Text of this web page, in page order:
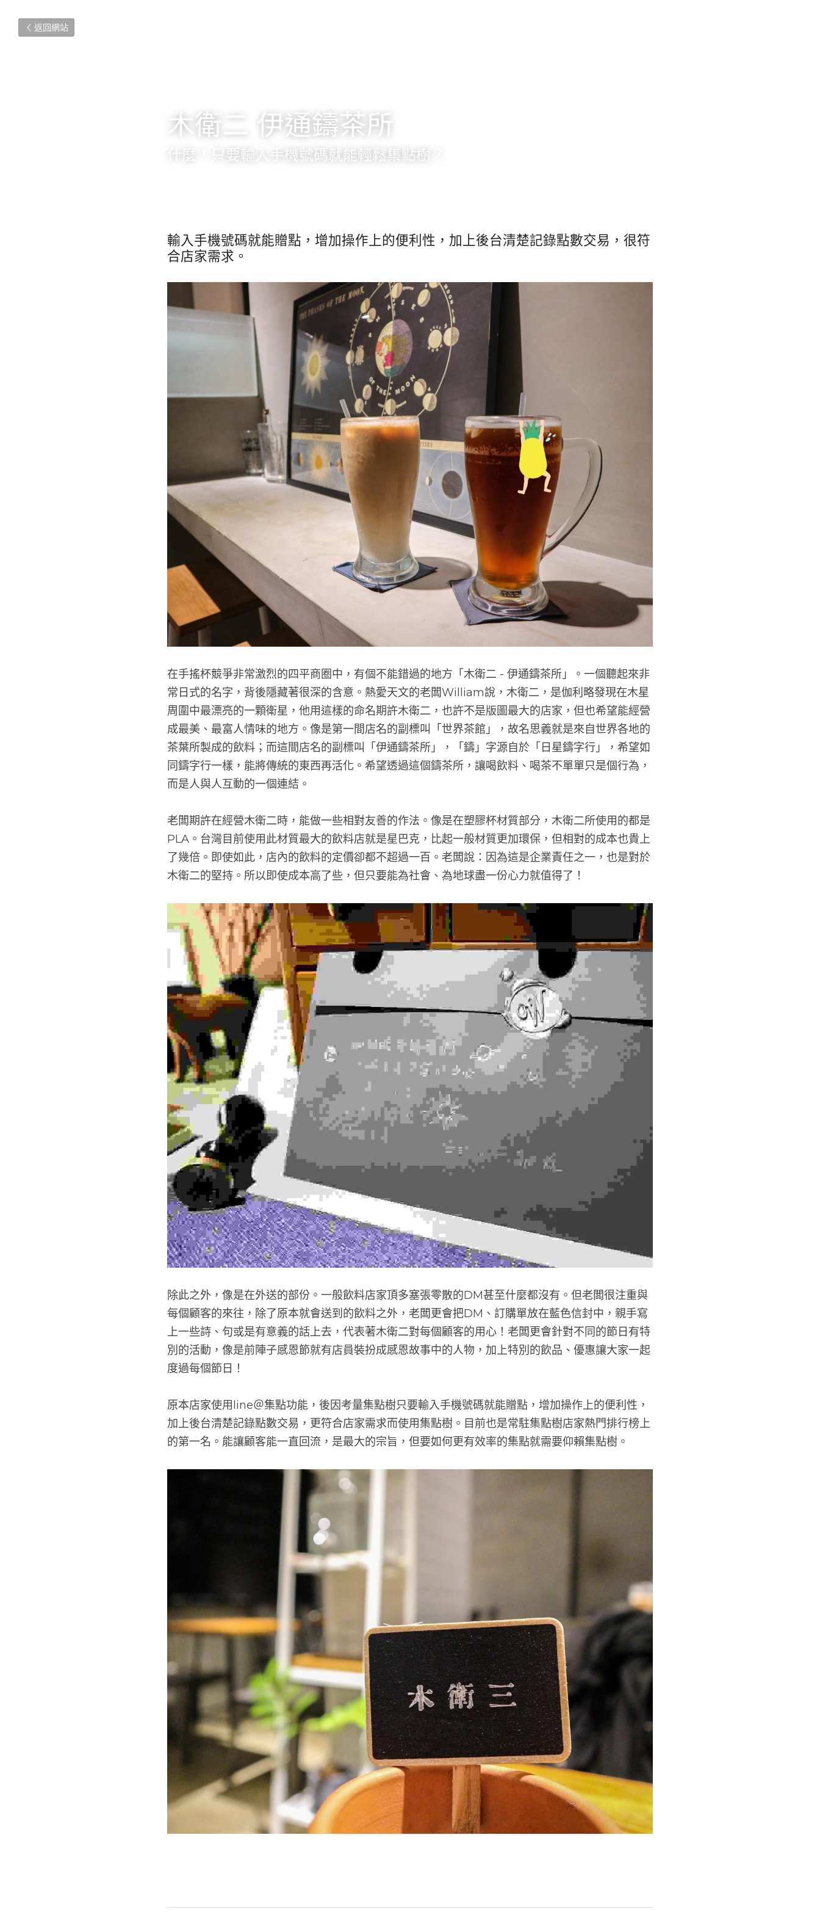
返回網站
木衛二 伊通鑄茶所
什麼！只要輸入手機號碼就能輕鬆集點樹？
輸入手機號碼就能贈點，增加操作上的便利性，加上後台清楚記錄點數交易，很符
合店家需求。
在手搖杯競爭非常激烈的四平商圈中，有個不能錯過的地方「木衛二 - 伊通鑄茶所」。一個聽起來非
常日式的名字，背後隱藏著很深的含意。熱愛天文的老闆William說，木衛二，是伽利略發現在木星
周圍中最漂亮的一顆衛星，他用這樣的命名期許木衛二，也許不是版圖最大的店家，但也希望能經營
成最美、最富人情味的地方。像是第一間店名的副標叫「世界茶館」，故名思義就是來自世界各地的
茶葉所製成的飲料；而這間店名的副標叫「伊通鑄茶所」，「鑄」字源自於「日星鑄字行」，希望如
同鑄字行一樣，能將傳統的東西再活化。希望透過這個鑄茶所，讓喝飲料、喝茶不單單只是個行為，
而是人與人互動的一個連結。
老闆期許在經營木衛二時，能做一些相對友善的作法。像是在塑膠杯材質部分，木衛二所使用的都是
PLA。台灣目前使用此材質最大的飲料店就是星巴克，比起一般材質更加環保，但相對的成本也貴上
了幾倍。即使如此，店內的飲料的定價卻都不超過一百。老闆說：因為這是企業責任之一，也是對於
木衛二的堅持。所以即使成本高了些，但只要能為社會、為地球盡一份心力就值得了！
除此之外，像是在外送的部份。一般飲料店家頂多塞張零散的DM甚至什麼都沒有。但老闆很注重與
每個顧客的來往，除了原本就會送到的飲料之外，老闆更會把DM、訂購單放在藍色信封中，親手寫
上一些詩、句或是有意義的話上去，代表著木衛二對每個顧客的用心！老闆更會針對不同的節日有特
別的活動，像是前陣子感恩節就有店員裝扮成感恩故事中的人物，加上特別的飲品、優惠讓大家一起
度過每個節日！
原本店家使用line＠集點功能，後因考量集點樹只要輸入手機號碼就能贈點，增加操作上的便利性，
加上後台清楚記錄點數交易，更符合店家需求而使用集點樹。目前也是常駐集點樹店家熱門排行榜上
的第一名。能讓顧客能一直回流，是最大的宗旨，但要如何更有效率的集點就需要仰賴集點樹。